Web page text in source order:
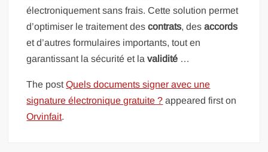
électroniquement sans frais. Cette solution permet
d’optimiser le traitement descontrats, desaccords
et d’autres formulaires importants, tout en
garantissant la sécurité et lavalidité …
The postQuels documents signer avec une
signature électronique gratuite ? appeared first on
Orvinfait.